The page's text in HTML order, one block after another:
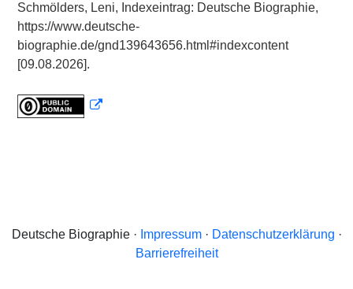
Schmölders, Leni, Indexeintrag: Deutsche Biographie,
https://www.deutsche-
biographie.de/gnd139643656.html#indexcontent
[09.08.2026].
Deutsche Biographie · Impressum· Datenschutzerklärung ·
Barrierefreiheit